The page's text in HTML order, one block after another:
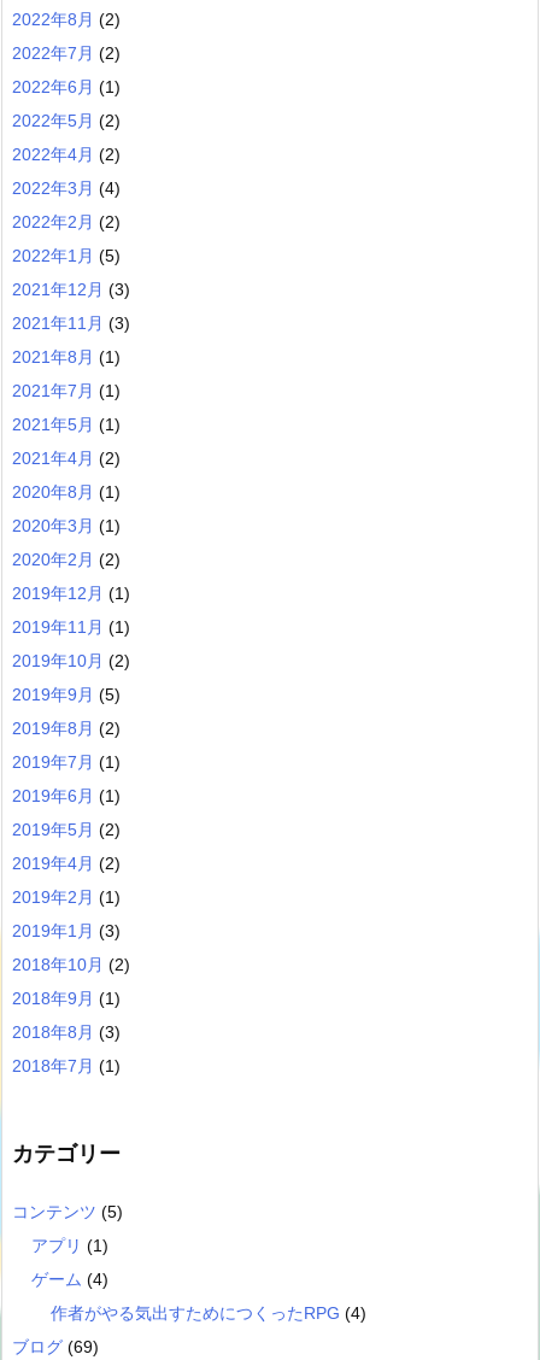
2022年8月 (2)
2022年7月 (2)
2022年6月 (1)
2022年5月 (2)
2022年4月 (2)
2022年3月 (4)
2022年2月 (2)
2022年1月 (5)
2021年12月 (3)
2021年11月 (3)
2021年8月 (1)
2021年7月 (1)
2021年5月 (1)
2021年4月 (2)
2020年8月 (1)
2020年3月 (1)
2020年2月 (2)
2019年12月 (1)
2019年11月 (1)
2019年10月 (2)
2019年9月 (5)
2019年8月 (2)
2019年7月 (1)
2019年6月 (1)
2019年5月 (2)
2019年4月 (2)
2019年2月 (1)
2019年1月 (3)
2018年10月 (2)
2018年9月 (1)
2018年8月 (3)
2018年7月 (1)
カテゴリー
コンテンツ (5)
アプリ (1)
ゲーム (4)
作者がやる気出すためにつくったRPG (4)
ブログ (69)